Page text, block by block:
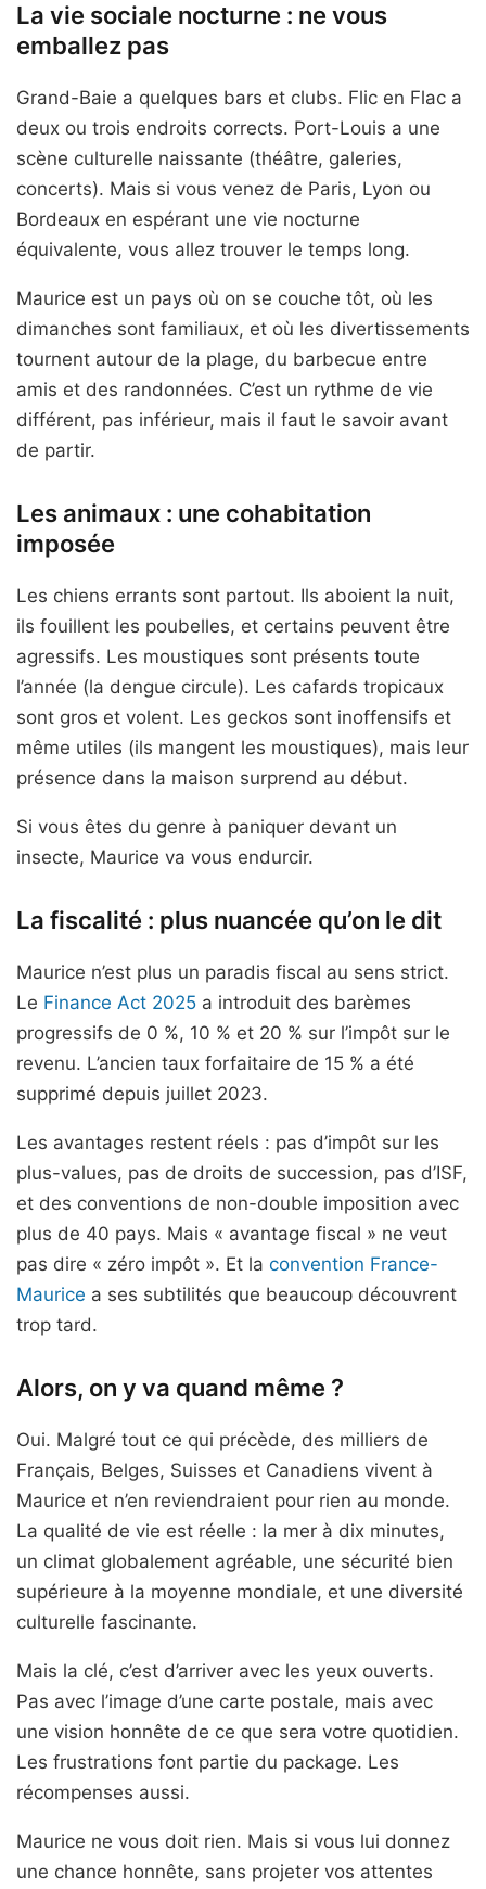
La vie sociale nocturne : ne vous
emballez pas
Grand-Baie a quelques bars et clubs. Flic en Flac a
deux ou trois endroits corrects. Port-Louis a une
scène culturelle naissante (théâtre, galeries,
concerts). Mais si vous venez de Paris, Lyon ou
Bordeaux en espérant une vie nocturne
équivalente, vous allez trouver le temps long.
Maurice est un pays où on se couche tôt, où les
dimanches sont familiaux, et où les divertissements
tournent autour de la plage, du barbecue entre
amis et des randonnées. C’est un rythme de vie
différent, pas inférieur, mais il faut le savoir avant
de partir.
Les animaux : une cohabitation
imposée
Les chiens errants sont partout. Ils aboient la nuit,
ils fouillent les poubelles, et certains peuvent être
agressifs. Les moustiques sont présents toute
l’année (la dengue circule). Les cafards tropicaux
sont gros et volent. Les geckos sont inoffensifs et
même utiles (ils mangent les moustiques), mais leur
présence dans la maison surprend au début.
Si vous êtes du genre à paniquer devant un
insecte, Maurice va vous endurcir.
La fiscalité : plus nuancée qu’on le dit
Maurice n’est plus un paradis fiscal au sens strict.
Le Finance Act 2025 a introduit des barèmes
progressifs de 0 %, 10 % et 20 % sur l’impôt sur le
revenu. L’ancien taux forfaitaire de 15 % a été
supprimé depuis juillet 2023.
Les avantages restent réels : pas d’impôt sur les
plus-values, pas de droits de succession, pas d’ISF,
et des conventions de non-double imposition avec
plus de 40 pays. Mais « avantage fiscal » ne veut
pas dire « zéro impôt ». Et la convention France-
Maurice a ses subtilités que beaucoup découvrent
trop tard.
Alors, on y va quand même ?
Oui. Malgré tout ce qui précède, des milliers de
Français, Belges, Suisses et Canadiens vivent à
Maurice et n’en reviendraient pour rien au monde.
La qualité de vie est réelle : la mer à dix minutes,
un climat globalement agréable, une sécurité bien
supérieure à la moyenne mondiale, et une diversité
culturelle fascinante.
Mais la clé, c’est d’arriver avec les yeux ouverts.
Pas avec l’image d’une carte postale, mais avec
une vision honnête de ce que sera votre quotidien.
Les frustrations font partie du package. Les
récompenses aussi.
Maurice ne vous doit rien. Mais si vous lui donnez
une chance honnête, sans projeter vos attentes